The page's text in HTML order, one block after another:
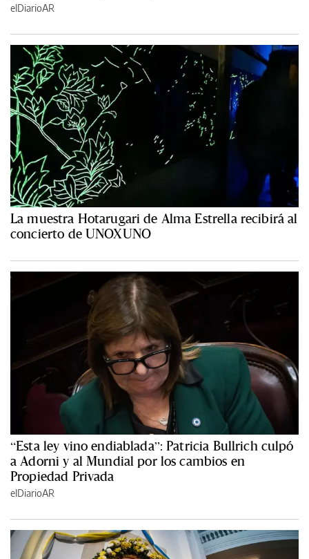
elDiarioAR
La muestra Hotarugari de Alma Estrella recibirá al
concierto de UNOXUNO
“Esta ley vino endiablada”: Patricia Bullrich culpó
a Adorni y al Mundial por los cambios en
Propiedad Privada
elDiarioAR